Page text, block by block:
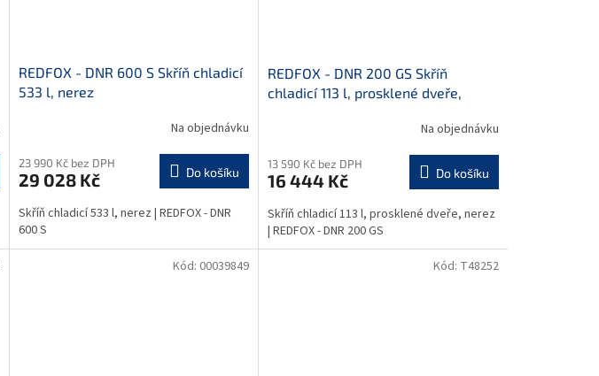
REDFOX - DNR 600 S Skříň chladicí
533 l, nerez
Na objednávku
23 990 Kč bez DPH
29 028 Kč Do košíku
Skříň chladicí 533 l, nerez | REDFOX - DNR
600 S
REDFOX - DNR 200 GS Skříň
chladicí 113 l, prosklené dveře,
Na objednávku
13 590 Kč bez DPH
16 444 Kč Do košíku
Skříň chladicí 113 l, prosklené dveře, nerez
| REDFOX - DNR 200 GS
Kód: 00039849 Kód: T48252